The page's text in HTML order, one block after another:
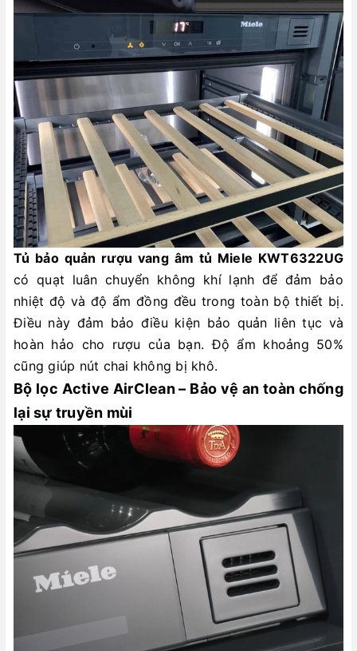
Tủ bảo quản rượu vang âm tủ Miele KWT6322UG
có quạt luân chuyển không khí lạnh để đảm bảo
nhiệt độ và độ ẩm đồng đều trong toàn bộ thiết bị.
Điều này đảm bảo điều kiện bảo quản liên tục và
hoàn hảo cho rượu của bạn. Độ ẩm khoảng 50%
cũng giúp nút chai không bị khô.
Bộ lọc Active AirClean – Bảo vệ an toàn chống
lại sự truyền mùi